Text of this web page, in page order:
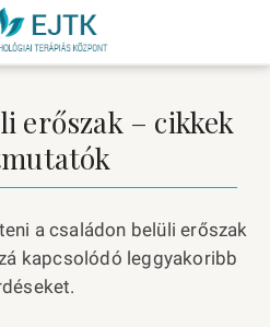
erőszak – cikkek
a családon belüli erőszak
kapcsolódó leggyakoribb